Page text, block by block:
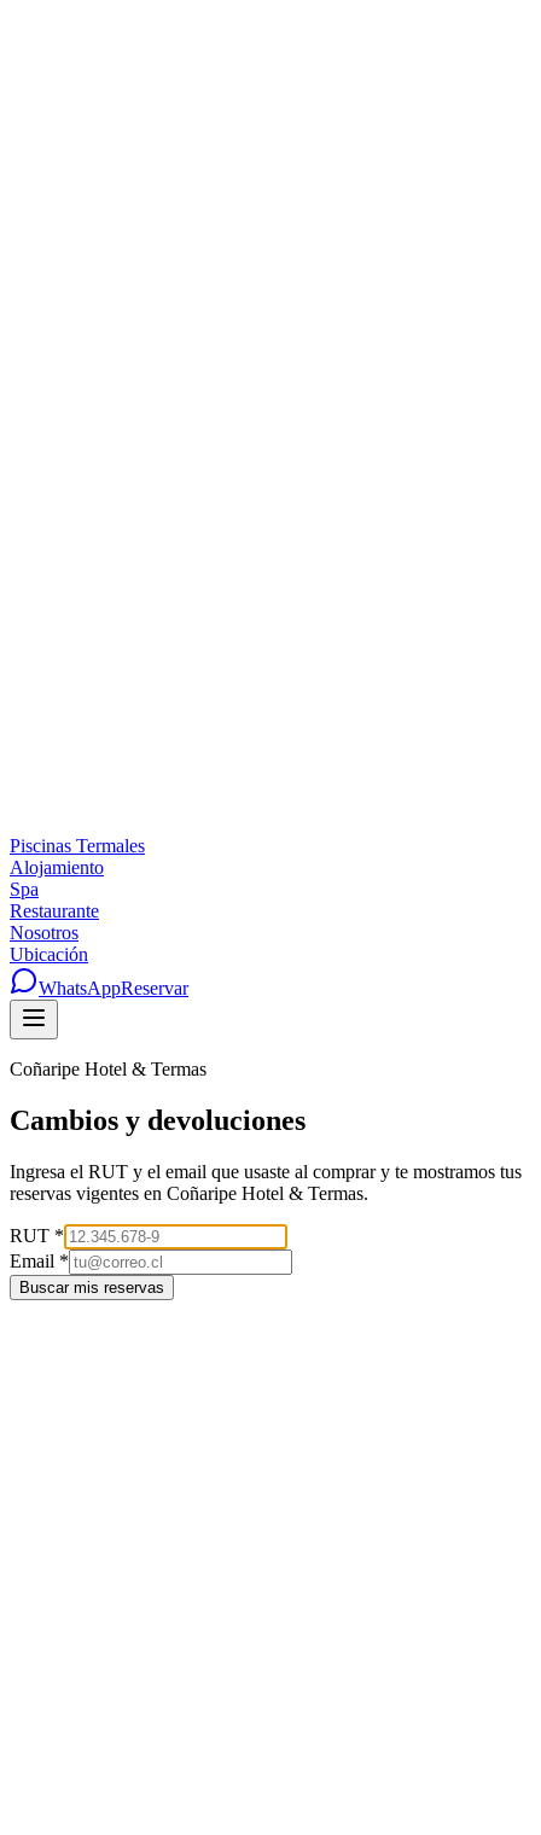
Piscinas Termales
Alojamiento
Spa
Restaurante
Nosotros
Ubicación
WhatsAppReservar
Coñaripe Hotel & Termas
Cambios y devoluciones
Ingresa el RUT y el email que usaste al comprar y te mostramos tus
reservas vigentes en Coñaripe Hotel & Termas.
RUT *
Email *
Buscar mis reservas